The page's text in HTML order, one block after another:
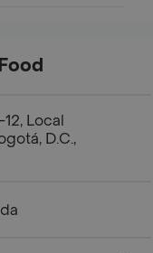
Local
D.C.,